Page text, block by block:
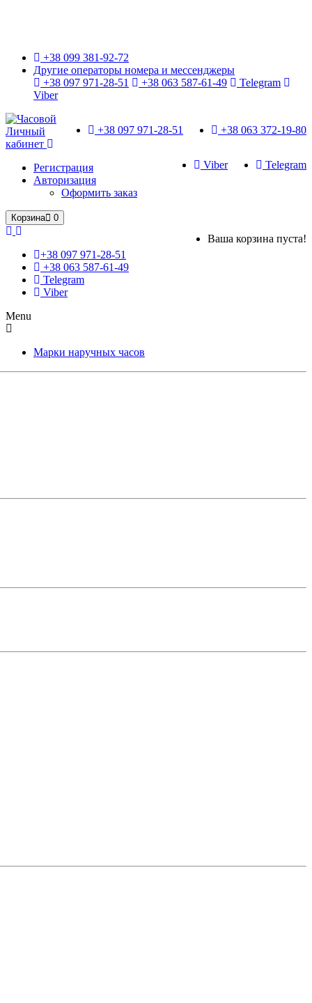
+38 099 381-92-72
Другие операторы номера и мессенджеры
+38 097 971-28-51
+38 063 587-61-49
Telegram
Viber
+38 063 372-19-80
+38 097 971-28-51
Telegram
Viber
Личный
кабинет
Регистрация
Авторизация
Оформить заказ
Корзина 0
Ваша корзина пуста!
+38 097 971-28-51
+38 063 587-61-49
Telegram
Viber
Menu
Марки наручных часов